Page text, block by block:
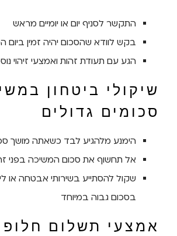
התקשר לסניף יום או יומיים מראש
בקש לוודא שהסכום יהיה זמין ביום
הגע עם תעודת זהות ואמצעי זיהוי
שיקולי ביטחון
סכומים גדולים
הימנע מלהגיע לבד כשאתה מושך
אל תחשוף את סכום המשיכה בפני
שקול להסתייע בשירותי אבטחה או
בסכום גבוה במיוחד
אמצעי תשלום